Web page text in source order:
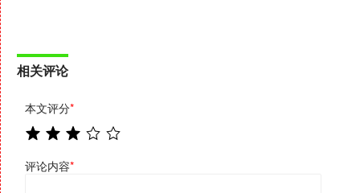
相关评论
本文评分*
评论内容*